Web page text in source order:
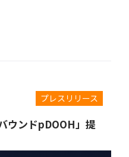
プレスリリース
ウンドpDOOH」提